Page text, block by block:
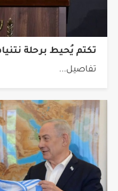
تكتم يُحيط برحلة
تفاصيل...